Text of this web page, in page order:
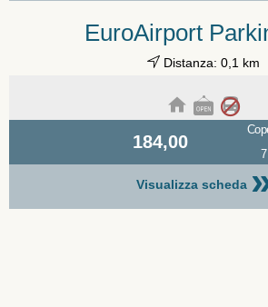
EuroAirport
Distanza: 0,1 km
184,00
Visualizza scheda